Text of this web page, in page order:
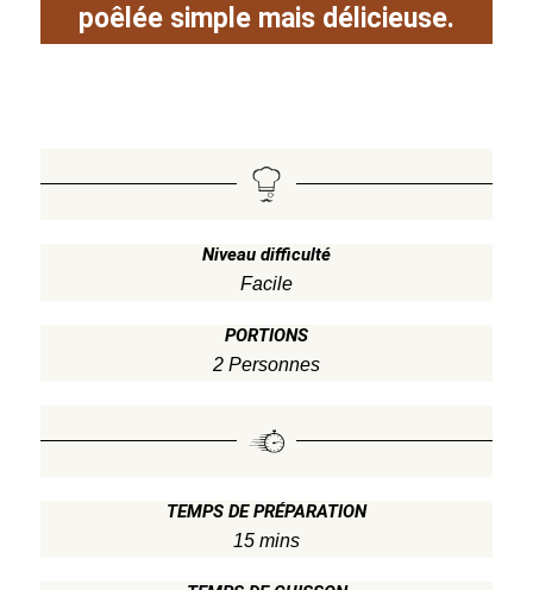
poêlée simple mais délicieuse.
Niveau difficulté
Facile
PORTIONS
2 Personnes
TEMPS DE PRÉPARATION
15 mins